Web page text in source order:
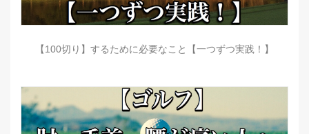
【100切り】するために必要なこと【一つずつ実践！】